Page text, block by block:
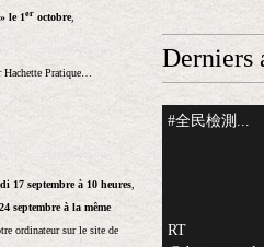
le 1er octobre,
Hachette Pratique…
17 septembre à 10 heures,
septembre à la même
ordinateur sur le site de
Derniers
#全民檢測...
RT